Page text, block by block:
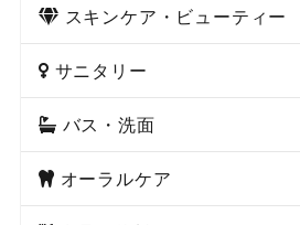
スキンケア・ビューティー
サニタリー
バス・洗面
オーラルケア